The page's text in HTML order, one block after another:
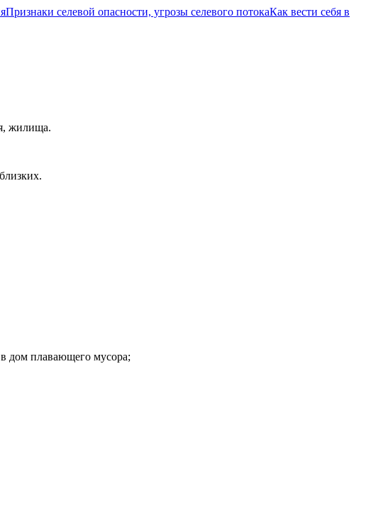
Признаки селевой опасности, угрозы селевого потокаКак вести себя в
жилища.
дом плавающего мусора;